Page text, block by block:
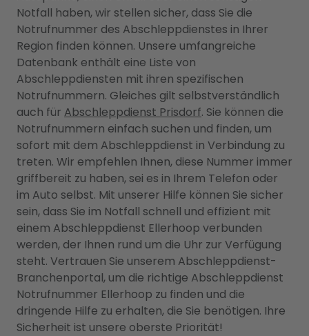
Notfall haben, wir stellen sicher, dass Sie die
Notrufnummer des Abschleppdienstes in Ihrer
Region finden können. Unsere umfangreiche
Datenbank enthält eine Liste von
Abschleppdiensten mit ihren spezifischen
Notrufnummern. Gleiches gilt selbstverständlich
auch für Abschleppdienst Prisdorf. Sie können die
Notrufnummern einfach suchen und finden, um
sofort mit dem Abschleppdienst in Verbindung zu
treten. Wir empfehlen Ihnen, diese Nummer immer
griffbereit zu haben, sei es in Ihrem Telefon oder
im Auto selbst. Mit unserer Hilfe können Sie sicher
sein, dass Sie im Notfall schnell und effizient mit
einem Abschleppdienst Ellerhoop verbunden
werden, der Ihnen rund um die Uhr zur Verfügung
steht. Vertrauen Sie unserem Abschleppdienst-
Branchenportal, um die richtige Abschleppdienst
Notrufnummer Ellerhoop zu finden und die
dringende Hilfe zu erhalten, die Sie benötigen. Ihre
Sicherheit ist unsere oberste Priorität!